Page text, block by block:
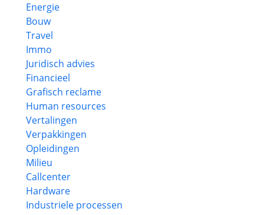
Energie
Bouw
Travel
Immo
Juridisch advies
Financieel
Grafisch reclame
Human resources
Vertalingen
Verpakkingen
Opleidingen
Milieu
Callcenter
Hardware
Industriele processen